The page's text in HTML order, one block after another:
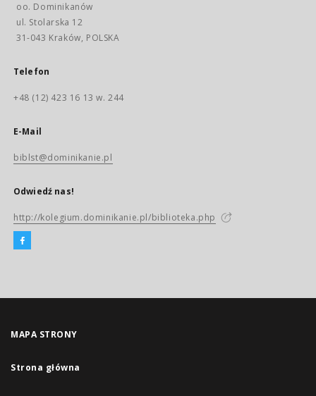
oo. Dominikanów
ul. Stolarska 12
31-043 Kraków, POLSKA
Telefon
+48 (12) 423 16 13 w. 244
E-Mail
biblst@dominikanie.pl
Odwiedź nas!
http://kolegium.dominikanie.pl/biblioteka.php
MAPA STRONY
Strona główna